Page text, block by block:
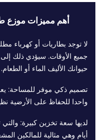
أهم مميزات موزع
لا توجد بطاريات أو كهرباء
جميع الأوقات. سيؤدي ذلك إلى
حيوانك الأليف الماء أو الطعام.
تصميم ذكي موفر للمساحة:
واحدا للحفاظ على الأرضية
لديها سعة تخزين كبيرة:
أيام وهي مثالية للمالكين